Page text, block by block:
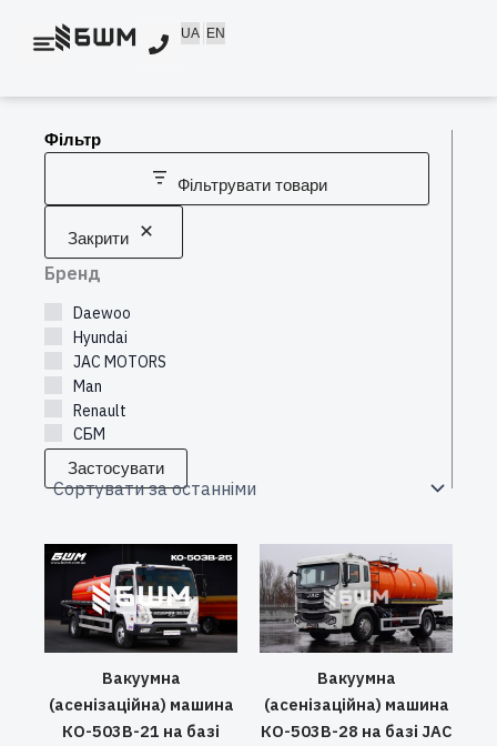
UA EN
Фільтр
Фільтрувати товари
Закрити
Бренд
Daewoo
Hyundai
JAC MOTORS
Man
Renault
СБМ
Застосувати
Вакуумна
(асенізаційна) машина
КО-503В-21 на базі
Вакуумна
(асенізаційна) машина
КО-503В-28 на базі JAC